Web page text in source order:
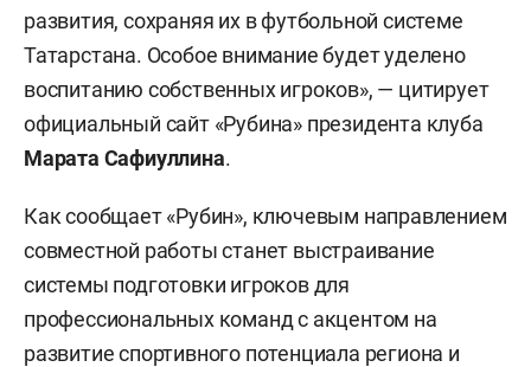
развития, сохраняя их в футбольной системе
Татарстана. Особое внимание будет уделено
воспитанию собственных игроков», — цитирует
официальный сайт «Рубина» президента клуба
Марата Сафиуллина.
Как сообщает «Рубин», ключевым направлением
совместной работы станет выстраивание
системы подготовки игроков для
профессиональных команд с акцентом на
развитие спортивного потенциала региона и